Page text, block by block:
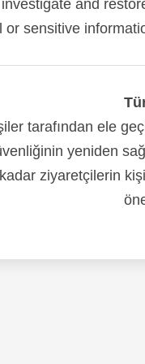
and
or sensitive
tarafından ele
yeniden
ziyaretçilerin